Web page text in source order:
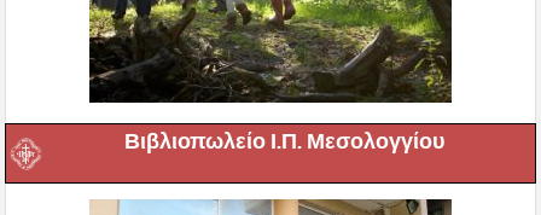
Βιβλιοπωλείο Ι.Π. Μεσολογγίου